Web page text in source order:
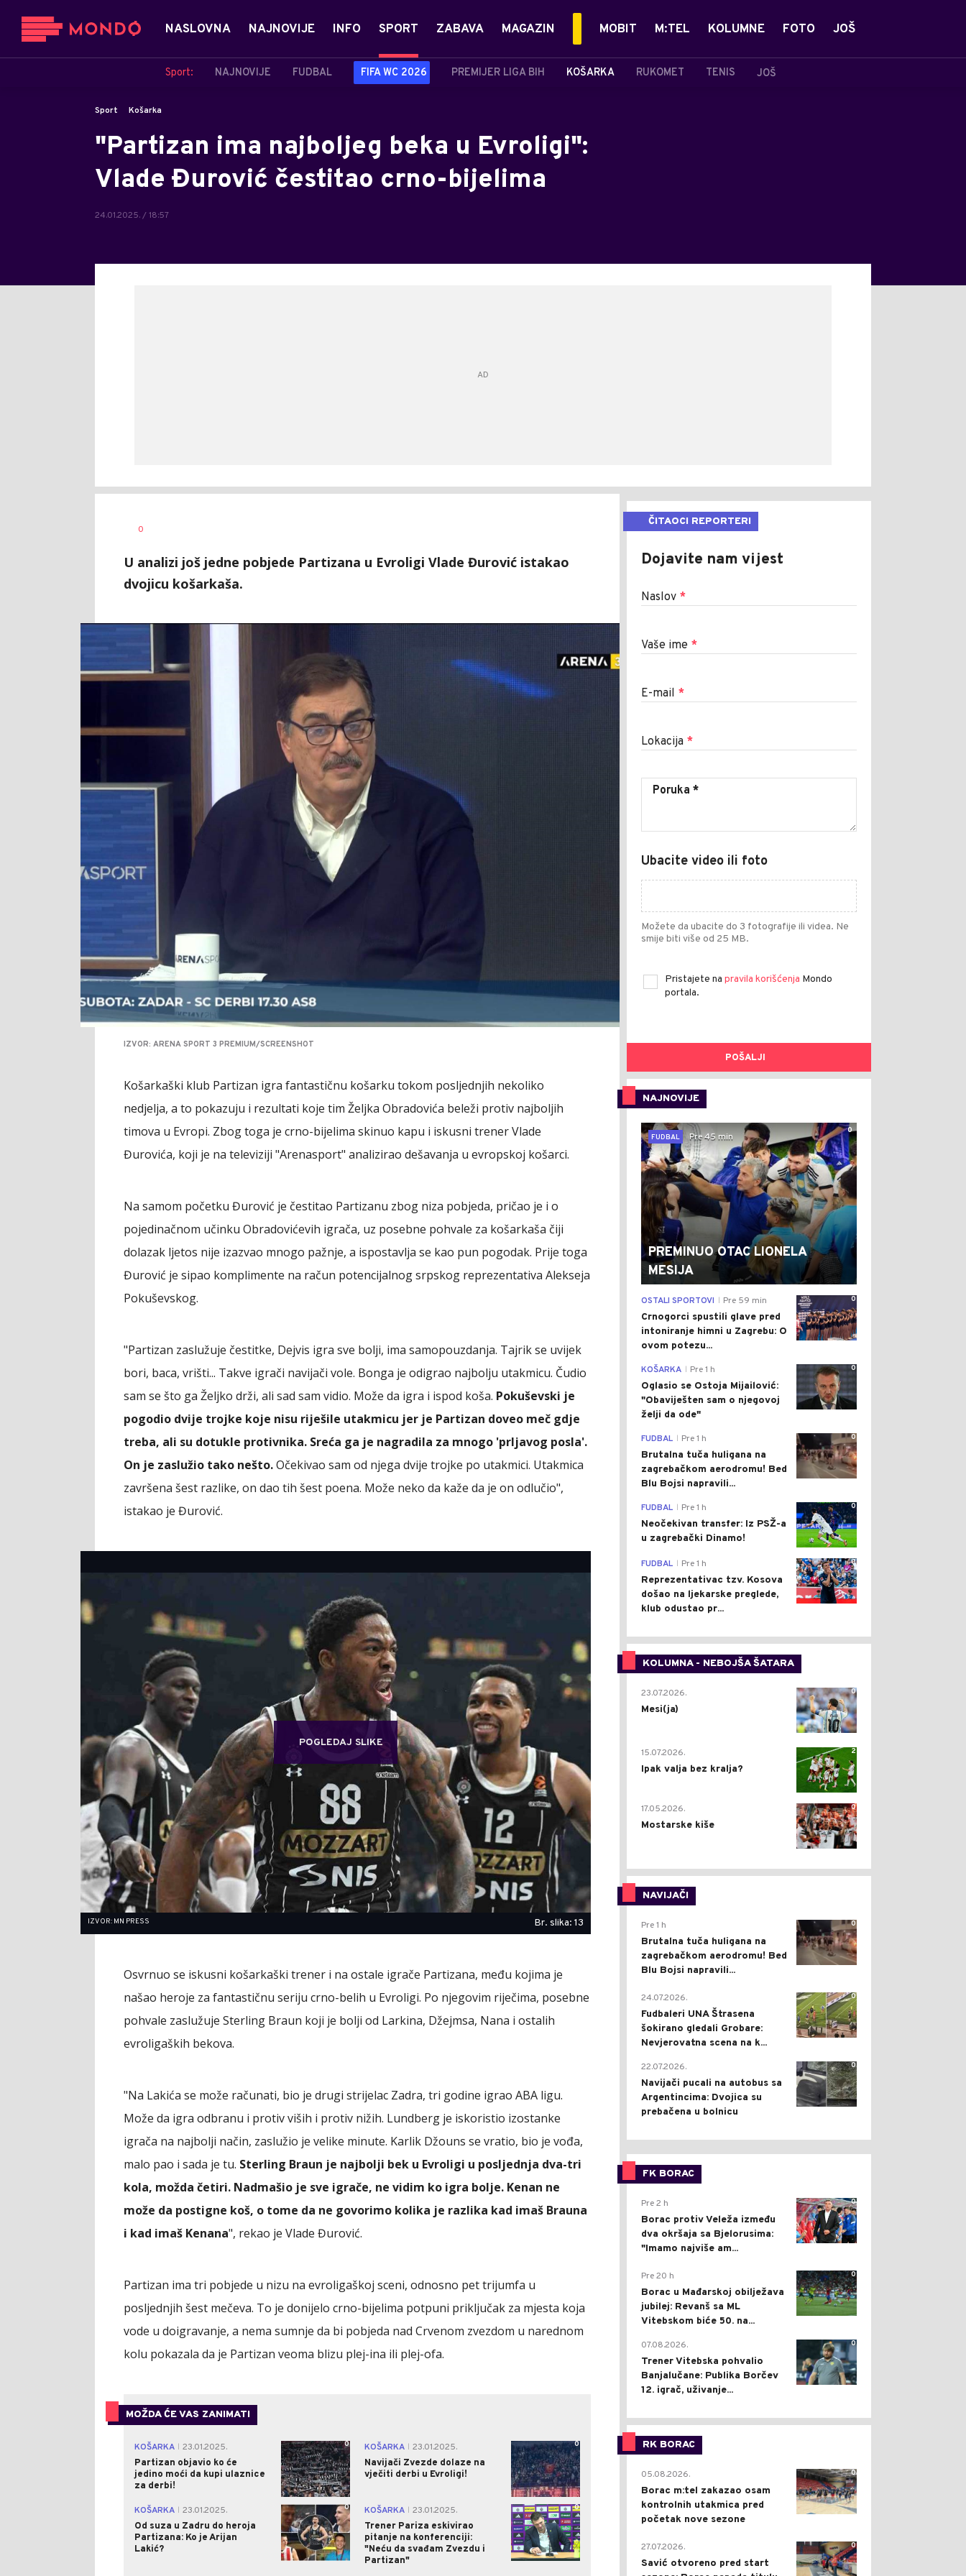
NASLOVNA NAJNOVIJE INFO SPORT
Sport: NAJNOVIJE FUDBAL FIFA WC 2026 PREMIJER LIGA BIH KOŠARKA RUKOMET TENIS JOŠ
ZABAVA MAGAZIN MOBIT M:TEL KOLUMNE FOTO JOŠ
Sport Košarka
"Partizan ima najboljeg beka u Evroligi":
Vlade Đurović čestitao crno-bijelima
24.01.2025. / 18:57
0
U analizi još jedne pobjede Partizana u Evroligi Vlade Đurović istakao
dvojicu košarkaša.
IZVOR: ARENA SPORT 3 PREMIUM/SCREENSHOT
Košarkaški klub Partizan igra fantastičnu košarku tokom posljednjih nekoliko
nedjelja, a to pokazuju i rezultati koje tim Željka Obradovića beleži protiv najboljih
timova u Evropi. Zbog toga je crno-bijelima skinuo kapu i iskusni trener Vlade
Đurovića, koji je na televiziji "Arenasport" analizirao dešavanja u evropskoj košarci.
Na samom početku Đurović je čestitao Partizanu zbog niza pobjeda, pričao je i o
pojedinačnom učinku Obradovićevih igrača, uz posebne pohvale za košarkaša čiji
dolazak ljetos nije izazvao mnogo pažnje, a ispostavlja se kao pun pogodak. Prije toga
Đurović je sipao komplimente na račun potencijalnog srpskog reprezentativa Alekseja
Pokuševskog.
"Partizan zaslužuje čestitke, Dejvis igra sve bolji, ima samopouzdanja. Tajrik se uvijek
bori, baca, vrišti... Takve igrači navijači vole. Bonga je odigrao najbolju utakmicu. Čudio
sam se što ga Željko drži, ali sad sam vidio. Može da igra i ispod koša. Pokuševski je
pogodio dvije trojke koje nisu riješile utakmicu jer je Partizan doveo meč gdje
treba, ali su dotukle protivnika. Sreća ga je nagradila za mnogo 'prljavog posla'.
On je zaslužio tako nešto.Očekivao sam od njega dvije trojke po utakmici. Utakmica
završena šest razlike, on dao tih šest poena. Može neko da kaže da je on odlučio",
istakao je Đurović.
POGLEDAJ SLIKE
IZVOR: MN PRESS Br. slika: 13
Osvrnuo se iskusni košarkaški trener i na ostale igrače Partizana, među kojima je
našao heroje za fantastičnu seriju crno-belih u Evroligi. Po njegovim riječima, posebne
pohvale zaslužuje Sterling Braun koji je bolji od Larkina, Džejmsa, Nana i ostalih
evroligaških bekova.
"Na Lakića se može računati, bio je drugi strijelac Zadra, tri godine igrao ABA ligu.
Može da igra odbranu i protiv viših i protiv nižih. Lundberg je iskoristio izostanke
igrača na najbolji način, zaslužio je velike minute. Karlik Džouns se vratio, bio je vođa,
malo pao i sada je tu. Sterling Braun je najbolji bek u Evroligi u posljednja dva-tri
kola, možda četiri. Nadmašio je sve igrače, ne vidim ko igra bolje. Kenan ne
može da postigne koš, o tome da ne govorimo kolika je razlika kad imaš Brauna
i kad imaš Kenana", rekao je Vlade Đurović.
Partizan ima tri pobjede u nizu na evroligaškoj sceni, odnosno pet trijumfa u
posljednjih šest mečeva. To je donijelo crno-bijelima potpuni priključak za mjesta koja
vode u doigravanje, a nema sumnje da bi pobjeda nad Crvenom zvezdom u narednom
kolu pokazala da je Partizan veoma blizu plej-ina ili plej-ofa.
MOŽDA ĆE VAS ZANIMATI
KOŠARKA
23.01.2025.
Partizan objavio ko će
jedino moći da kupi ulaznice
za derbi!
0 KOŠARKA
23.01.2025.
Navijači Zvezde dolaze na
vječiti derbi u Evroligi!
0
KOŠARKA
23.01.2025.
Od suza u Zadru do heroja
Partizana: Ko je Arijan
Lakić?
0 KOŠARKA
23.01.2025.
Trener Pariza eskivirao
pitanje na konferenciji:
"Neću da svađam Zvezdu i
Partizan"
0
ČITAOCI REPORTERI
Dojavite nam vijest
Naslov *
Vaše ime *
E-mail *
Lokacija *
Ubacite video ili foto
Možete da ubacite do 3 fotografije ili videa. Ne
smije biti više od 25 MB.
Pristajete na pravila korišćenja Mondo
portala.
POŠALJI
NAJNOVIJE
0
FUDBAL
Pre 45 min
PREMINUO OTAC LIONELA
MESIJA
0
OSTALI SPORTOVI Pre 59 min
Crnogorci spustili glave pred
intoniranje himni u Zagrebu: O
ovom potezu...
0
KOŠARKA Pre 1 h
Oglasio se Ostoja Mijailović:
"Obaviješten sam o njegovoj
želji da ode"
0
FUDBAL Pre 1 h
Brutalna tuča huligana na
zagrebačkom aerodromu! Bed
Blu Bojsi napravili...
0
FUDBAL Pre 1 h
Neočekivan transfer: Iz PSŽ-a
u zagrebački Dinamo!
0
FUDBAL Pre 1 h
Reprezentativac tzv. Kosova
došao na ljekarske preglede,
klub odustao pr...
KOLUMNA - NEBOJŠA ŠATARA
0
23.07.2026.
Mesi(ja)
2
15.07.2026.
Ipak valja bez kralja?
0
17.05.2026.
Mostarske kiše
NAVIJAČI
0
Pre 1 h
Brutalna tuča huligana na
zagrebačkom aerodromu! Bed
Blu Bojsi napravili...
0
24.07.2026.
Fudbaleri UNA Štrasena
šokirano gledali Grobare:
Nevjerovatna scena na k...
0
22.07.2026.
Navijači pucali na autobus sa
Argentincima: Dvojica su
prebačena u bolnicu
FK BORAC
0
Pre 2 h
Borac protiv Veleža između
dva okršaja sa Bjelorusima:
"Imamo najviše am...
0
Pre 20 h
Borac u Mađarskoj obilježava
jubilej: Revanš sa ML
Vitebskom biće 50. na...
0
07.08.2026.
Trener Vitebska pohvalio
Banjalučane: Publika Borčev
12. igrač, uživanje...
RK BORAC
0
05.08.2026.
Borac m:tel zakazao osam
kontrolnih utakmica pred
početak nove sezone
0
27.07.2026.
Savić otvoreno pred start